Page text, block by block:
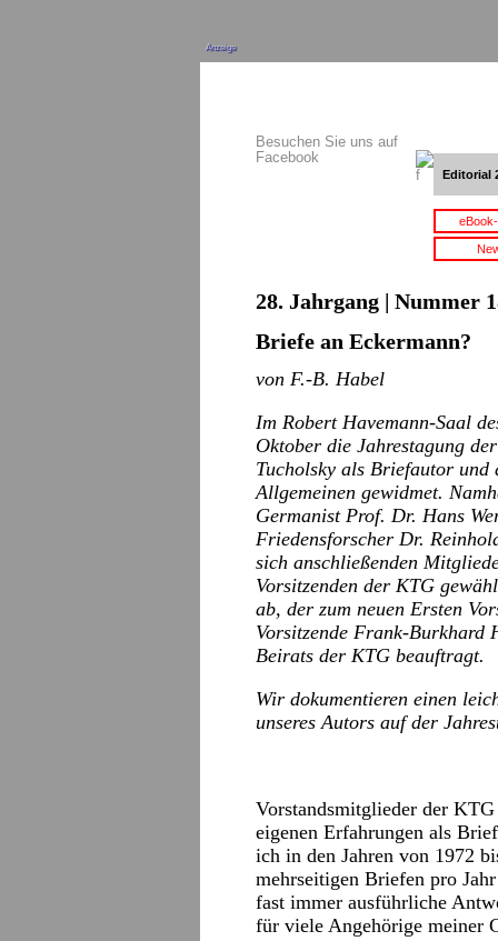
Anzeige
Besuchen Sie uns auf
Facebook
Editorial
28. Jahrgang | Nummer
Briefe an Eckermann?
von F.-B. Habel
Im Robert Havemann-Saal
Oktober die Jahrestagung
Tucholsky als Briefautor
Allgemeinen gewidmet.
Germanist Prof. Dr. Hans
Friedensforscher Dr.
sich anschließenden
Vorsitzenden der KTG
ab, der zum neuen Ersten
Vorsitzende Frank-Burkhard
Beirats der KTG beauftragt.
Wir dokumentieren einen
unseres Autors auf der
Vorstandsmitglieder der
eigenen Erfahrungen als
ich in den Jahren von 1972
mehrseitigen Briefen pro
fast immer ausführliche
für viele Angehörige meiner